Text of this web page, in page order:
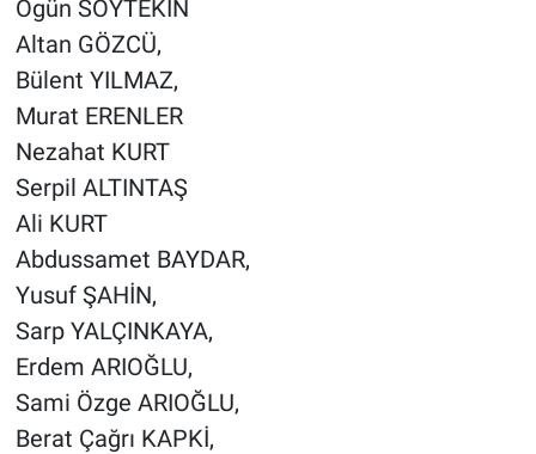
Ogün SOYTEKİN
Altan GÖZCÜ,
Bülent YILMAZ,
Murat ERENLER
Nezahat KURT
Serpil ALTINTAŞ
Ali KURT
Abdussamet BAYDAR,
Yusuf ŞAHİN,
Sarp YALÇINKAYA,
Erdem ARIOĞLU,
Sami Özge ARIOĞLU,
Berat Çağrı KAPKİ,
Yerel Gündem
Yerel Yaşam
Canlı Yayın